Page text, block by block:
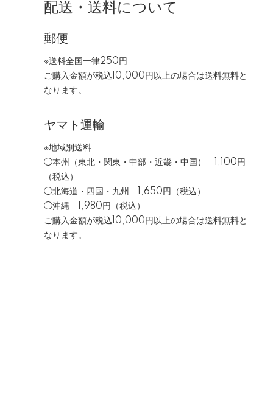
配送・送料について
郵便
※送料全国一律250円
ご購入金額が税込10,000円以上の場合は送料無料と
なります。
ヤマト運輸
※地域別送料
◯本州（東北・関東・中部・近畿・中国） 1,100円
（税込）
◯北海道・四国・九州 1,650円（税込）
◯沖縄 1,980円（税込）
ご購入金額が税込10,000円以上の場合は送料無料と
なります。